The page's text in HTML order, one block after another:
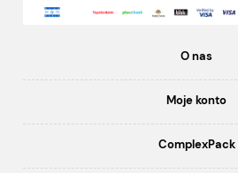
O nas
Moje konto
ComplexPack